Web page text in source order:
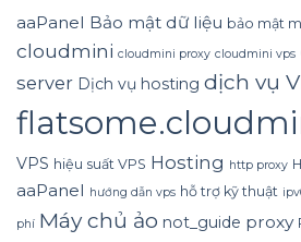
aaPanel Bảo mật dữ liệu bảo mật
cloudmini cloudmini proxy cloudmini vps
server Dịch vụ hosting dịch vụ
VPS hiệu suất VPS Hosting http proxy
aaPanel hướng dẫn vps hỗ trợ kỹ thuật
phí Máy chủ ảo not_guide proxy